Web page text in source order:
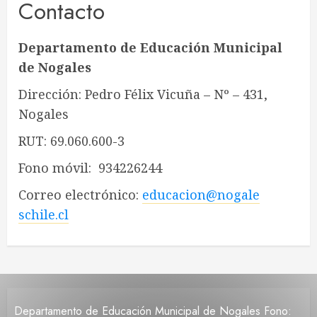
Contacto
Departamento de Educación Municipal
de Nogales
Dirección: Pedro Félix Vicuña – Nº – 431,
Nogales
RUT: 69.060.600-3
Fono móvil: 934226244
Correo electrónico: educacion@nogale
schile.cl
Departamento de Educación Municipal de Nogales Fono: